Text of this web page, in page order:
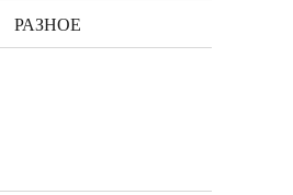
РАЗНОЕ